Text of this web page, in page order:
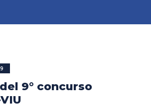
9° concurso